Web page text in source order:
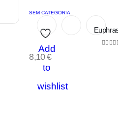
Add
to
wishlist
SEM CATEGORIA
8,10€